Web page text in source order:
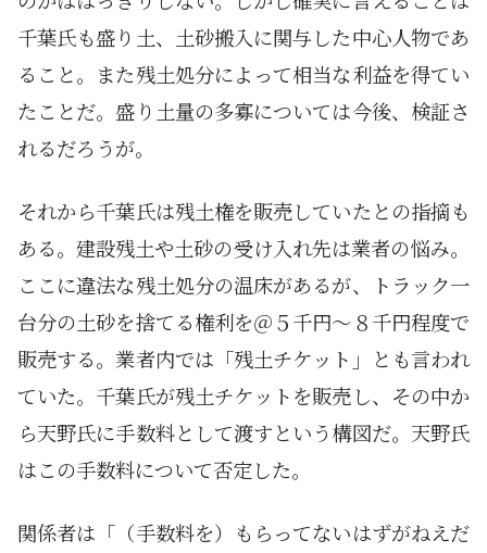
千葉氏も盛り土、土砂搬入に関与した中心人物であ
ること。また残土処分によって相当な利益を得てい
たことだ。盛り土量の多寡については今後、検証さ
れるだろうが。
それから千葉氏は残土権を販売していたとの指摘も
ある。建設残土や土砂の受け入れ先は業者の悩み。
ここに違法な残土処分の温床があるが、トラック一
台分の土砂を捨てる権利を＠５千円～８千円程度で
販売する。業者内では「残土チケット」とも言われ
ていた。千葉氏が残土チケットを販売し、その中か
ら天野氏に手数料として渡すという構図だ。天野氏
はこの手数料について否定した。
関係者は「（手数料を）もらってないはずがねえだ